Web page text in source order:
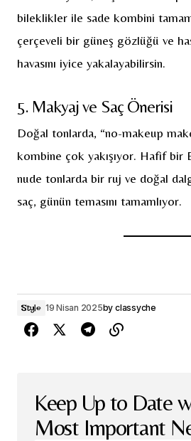
bileklikler ile sade kombini
çerçeveli bir güneş gözlüğü ve
havasını iyice yakalayabilirsin.
5. Makyaj ve Saç Önerisi
Doğal tonlarda, “no-makeup
kombine çok yakışıyor. Hafif bir
nude tonlarda bir ruj ve doğal
saç, günün temasını tamamlıyor.
Style 19 Nisan 2025by classyche
Keep Up to Date
Most Important